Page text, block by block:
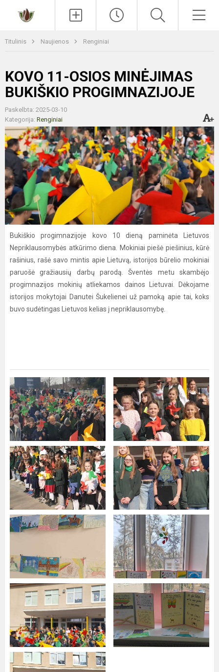
Titulinis Naujienos Renginiai
KOVO 11-OSIOS MINĖJIMAS
BUKIŠKIO PROGIMNAZIJOJE
Paskelbta: 2025-03-10
Kategorija: Renginiai
Bukiškio progimnazijoje kovo 10 dieną paminėta Lietuvos
Nepriklausomybės atkūrimo diena. Mokiniai piešė piešinius, kūrė
rašinius, rašė savo mintis apie Lietuvą, istorijos būrelio mokiniai
paruošė gražiausių darbų parodą. Šventės metu skambėjo
progimnazijos mokinių atliekamos dainos Lietuvai. Dėkojame
istorijos mokytojai Danutei Šukelienei už pamoką apie tai, koks
buvo sudėtingas Lietuvos kelias į nepriklausomybę.